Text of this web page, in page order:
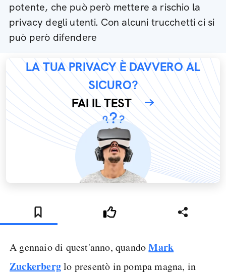
potente, che può però mettere a rischio la
privacy degli utenti. Con alcuni trucchetti ci si
può però difendere
LA TUA PRIVACY È DAVVERO AL
SICURO?
FAI IL TEST
A gennaio di quest'anno, quandoMark
Zuckerberglo presentò in pompa magna, in